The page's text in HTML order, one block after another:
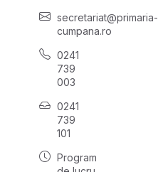
secretariat@primaria-
cumpana.ro
0241
739
003
0241
739
101
Program